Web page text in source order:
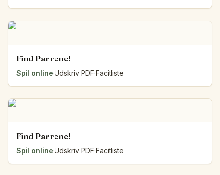
Find Parrene!
Spil online·Udskriv PDF·Facitliste
Find Parrene!
Spil online·Udskriv PDF·Facitliste